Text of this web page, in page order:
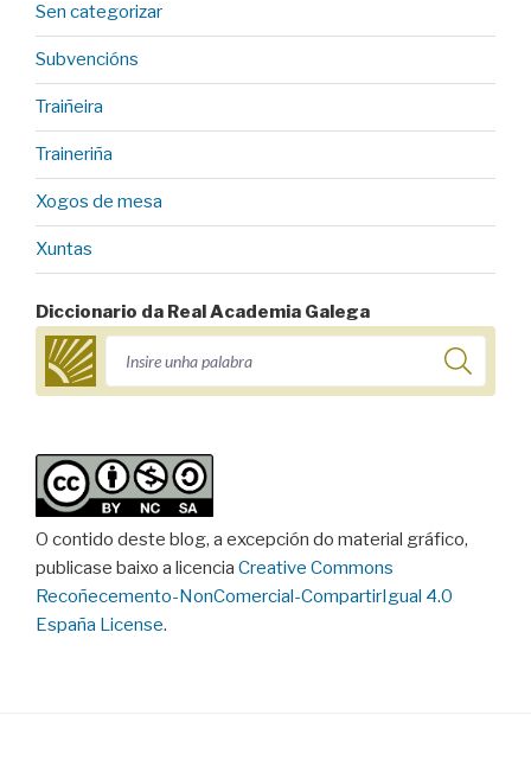
Sen categorizar
Subvencións
Traiñeira
Traineriña
Xogos de mesa
Xuntas
Diccionario da Real Academia Galega
O contido deste blog, a excepción do material gráfico,
publicase baixo a licencia Creative Commons
Recoñecemento-NonComercial-CompartirIgual 4.0
España License.